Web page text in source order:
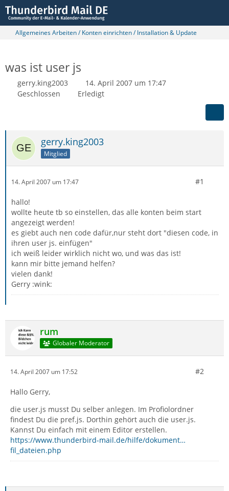
Allgemeines Arbeiten / Konten einrichten / Installation & Update
was ist user js
gerry.king2003
14. April 2007 um 17:47
Geschlossen
Erledigt
gerry.king2003
Mitglied
14. April 2007 um 17:47 #1
hallo!
wollte heute tb so einstellen, das alle konten beim start
angezeigt werden!
es giebt auch nen code dafür,nur steht dort "diesen code, in
ihren user js. einfügen"
ich weiß leider wirklich nicht wo, und was das ist!
kann mir bitte jemand helfen?
vielen dank!
Gerry :wink:
rum
Globaler Moderator
14. April 2007 um 17:52 #2
Hallo Gerry,
die user.js musst Du selber anlegen. Im Profiolordner
findest Du die pref.js. Dorthin gehört auch die user.js.
Kannst Du einfach mit einem Editor erstellen.
https://www.thunderbird-mail.de/hilfe/dokument…
fil_dateien.php